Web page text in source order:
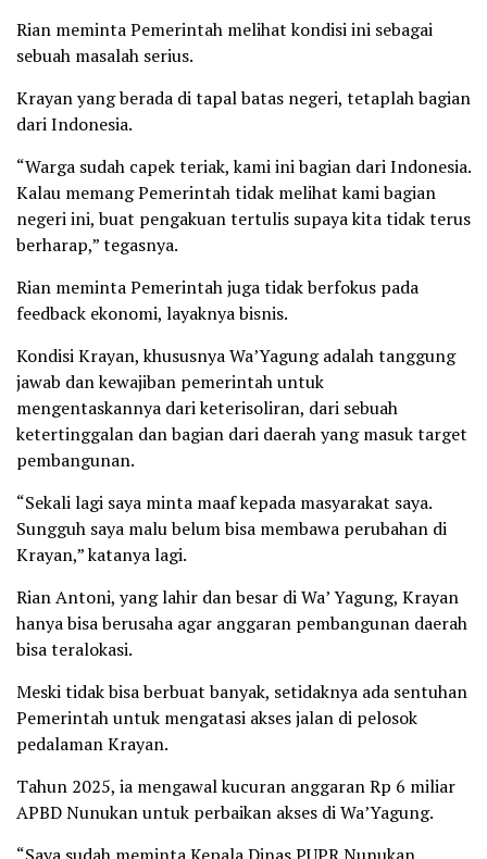
Rian meminta Pemerintah melihat kondisi ini sebagai
sebuah masalah serius.
Krayan yang berada di tapal batas negeri, tetaplah bagian
dari Indonesia.
“Warga sudah capek teriak, kami ini bagian dari Indonesia.
Kalau memang Pemerintah tidak melihat kami bagian
negeri ini, buat pengakuan tertulis supaya kita tidak terus
berharap,” tegasnya.
Rian meminta Pemerintah juga tidak berfokus pada
feedback ekonomi, layaknya bisnis.
Kondisi Krayan, khususnya Wa’Yagung adalah tanggung
jawab dan kewajiban pemerintah untuk
mengentaskannya dari keterisoliran, dari sebuah
ketertinggalan dan bagian dari daerah yang masuk target
pembangunan.
“Sekali lagi saya minta maaf kepada masyarakat saya.
Sungguh saya malu belum bisa membawa perubahan di
Krayan,” katanya lagi.
Rian Antoni, yang lahir dan besar di Wa’ Yagung, Krayan
hanya bisa berusaha agar anggaran pembangunan daerah
bisa teralokasi.
Meski tidak bisa berbuat banyak, setidaknya ada sentuhan
Pemerintah untuk mengatasi akses jalan di pelosok
pedalaman Krayan.
Tahun 2025, ia mengawal kucuran anggaran Rp 6 miliar
APBD Nunukan untuk perbaikan akses di Wa’Yagung.
“Saya sudah meminta Kepala Dinas PUPR Nunukan